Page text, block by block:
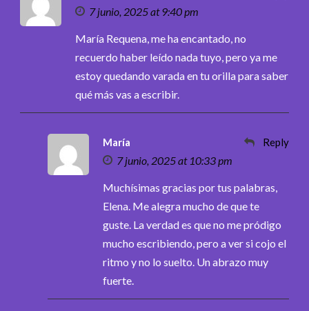
7 junio, 2025 at 9:40 pm
María Requena, me ha encantado, no
recuerdo haber leído nada tuyo, pero ya me
estoy quedando varada en tu orilla para saber
qué más vas a escribir.
María
7 junio, 2025 at 10:33 pm
Reply
Muchísimas gracias por tus palabras,
Elena. Me alegra mucho de que te
guste. La verdad es que no me pródigo
mucho escribiendo, pero a ver si cojo el
ritmo y no lo suelto. Un abrazo muy
fuerte.